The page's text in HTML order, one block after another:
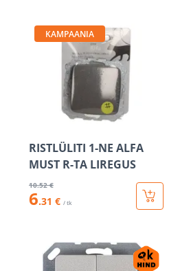
KAMPAANIA
RISTLÜLITI 1-NE ALFA
MUST R-TA LIREGUS
10.52 €
6.31 € / tk